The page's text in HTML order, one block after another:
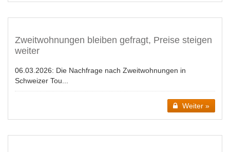
Zweitwohnungen bleiben gefragt, Preise steigen
weiter
06.03.2026: Die Nachfrage nach Zweitwohnungen in
Schweizer Tou...
Weiter »